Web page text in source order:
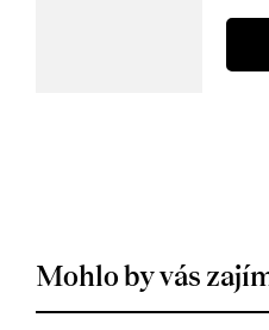
Mohlo by vás